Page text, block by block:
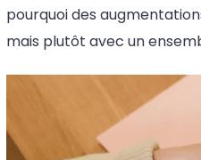
pourquoi des
mais plutôt avec un